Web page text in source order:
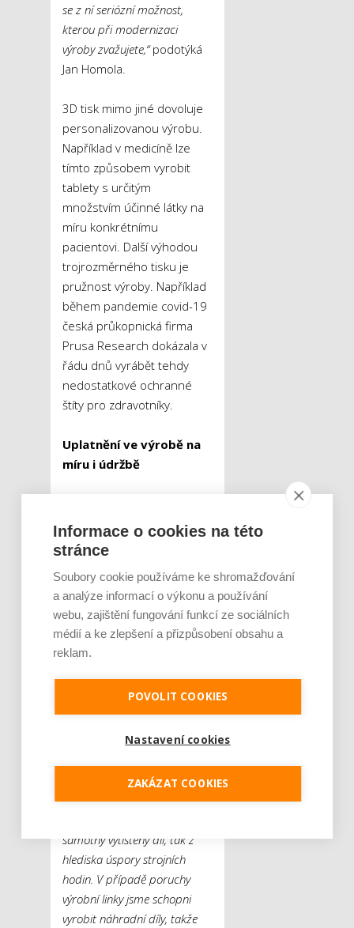
se z ní seriózní možnost,
kterou při modernizaci
výroby zvažujete,“podotýká
Jan Homola.
3D tisk mimo jiné dovoluje
personalizovanou výrobu.
Například v medicíně lze
tímto způsobem vyrobit
tablety s určitým
množstvím účinné látky na
míru konkrétnímu
pacientovi. Další výhodou
trojrozměrného tisku je
pružnost výroby. Například
během pandemie covid-19
česká průkopnická firma
Prusa Research dokázala v
řádu dnů vyrábět tehdy
nedostatkové ochranné
štíty pro zdravotníky.
Uplatnění ve výrobě na
míru i údržbě
dnes používá ve velkém
například pro výrobu
ve zdravotnictví zase našel
uplatnění při výrobě
kompenzačních pomůcek
na míru. Osvědčuje se také
při údržbě výrobních linek a
strojů, protože lze díky
němu operativně vyrobit
zabránit tak drahému
„3D tisk se rozhodně vyplatí.
samotný vytištěný díl, tak z
hlediska úspory strojních
hodin. V případě poruchy
výrobní linky jsme schopni
vyrobit náhradní díly, takže
Informace o cookies na této
stránce
Soubory cookie používáme ke shromažďování
a analýze informací o výkonu a používání
webu, zajištění fungování funkcí ze sociálních
médií a ke zlepšení a přizpůsobení obsahu a
reklam.
POVOLIT COOKIES
Nastavení cookies
ZAKÁZAT COOKIES